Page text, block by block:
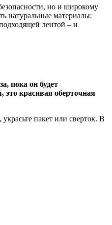
но и широкому
натуральные материалы:
лентой – и
пока он будет
это красивая оберточная
пакет или сверток. В